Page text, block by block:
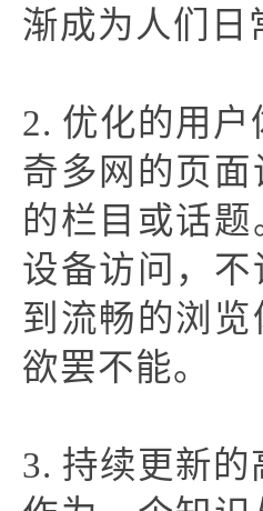
渐成为人们日
2. 优化的用户
奇多网的页
的栏目或话
设备访问，
到流畅的浏
欲罢不能。
3. 持续更新的